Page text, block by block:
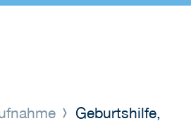
Geburtshilfe,